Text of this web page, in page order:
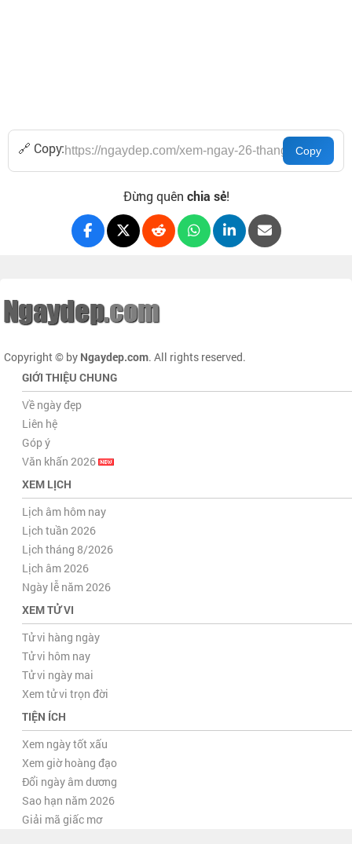
🔗 Copy:
Đừng quên chia sẻ!
Copyright © by Ngaydep.com. All rights reserved.
GIỚI THIỆU CHUNG
Về ngày đẹp
Liên hệ
Góp ý
Văn khấn 2026
XEM LỊCH
Lịch âm hôm nay
Lịch tuần 2026
Lịch tháng 8/2026
Lịch âm 2026
Ngày lễ năm 2026
XEM TỬ VI
Tử vi hàng ngày
Tử vi hôm nay
Tử vi ngày mai
Xem tử vi trọn đời
TIỆN ÍCH
Xem ngày tốt xấu
Xem giờ hoàng đạo
Đổi ngày âm dương
Sao hạn năm 2026
Giải mã giấc mơ